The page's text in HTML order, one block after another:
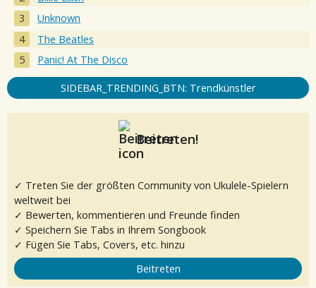
Unknown
The Beatles
Panic! At The Disco
SIDEBAR_TRENDING_BTN: Trendkünstler
Beitreten!
✓ Treten Sie der größten Community von Ukulele-Spielern
weltweit bei
✓ Bewerten, kommentieren und Freunde finden
✓ Speichern Sie Tabs in Ihrem Songbook
✓ Fügen Sie Tabs, Covers, etc. hinzu
Beitreten